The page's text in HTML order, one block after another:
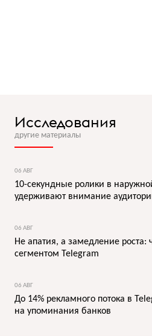
Исследования
другие материалы
06 АВГ
10-секундные ролики в
удерживают внимание
06 АВГ
Не апатия, а замедление роста:
сегментом Telegram
06 АВГ
До 14% рекламного потока в
на упоминания банков